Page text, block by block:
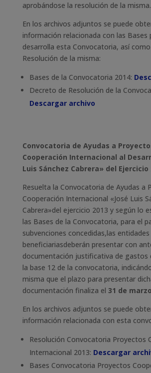
aprobándose la resolución de la misma.
En los archivos adjuntos se puede
información relacionada con las Bases
desarrolla esta Convocatoria, así
Resolución de la misma:
Bases de la Convocatoria 2014:
Decreto de Resolución de la
Descargar archivo
Convocatoria de Ayudas a
Cooperación Internacional al
Luis Sánchez Cabrera» del Ejercicio
Resuelta la Convocatoria de Ayudas a
Cooperación Internacional «José Luis
Cabrera»del ejercicio 2013 y según lo
las Bases de la Convocatoria, para el
subvenciones concedidas,las entidades
beneficiariasdeberán presentar con
documentación justificativa de gastos
la base 12 de la convocatoria,
misma que el plazo para presentar
documentación finaliza el 31 de
En los archivos adjuntos se puede
información relacionada con esta
Resolución Convocatoria Proyectos
Internacional 2013: Descargar
Bases Convocatoria Proyectos